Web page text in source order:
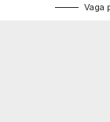
Vaga